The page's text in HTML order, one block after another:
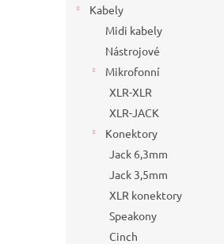
Kabely
Midi kabely
Nástrojové
Mikrofonní
XLR-XLR
XLR-JACK
Konektory
Jack 6,3mm
Jack 3,5mm
XLR konektory
Speakony
Cinch